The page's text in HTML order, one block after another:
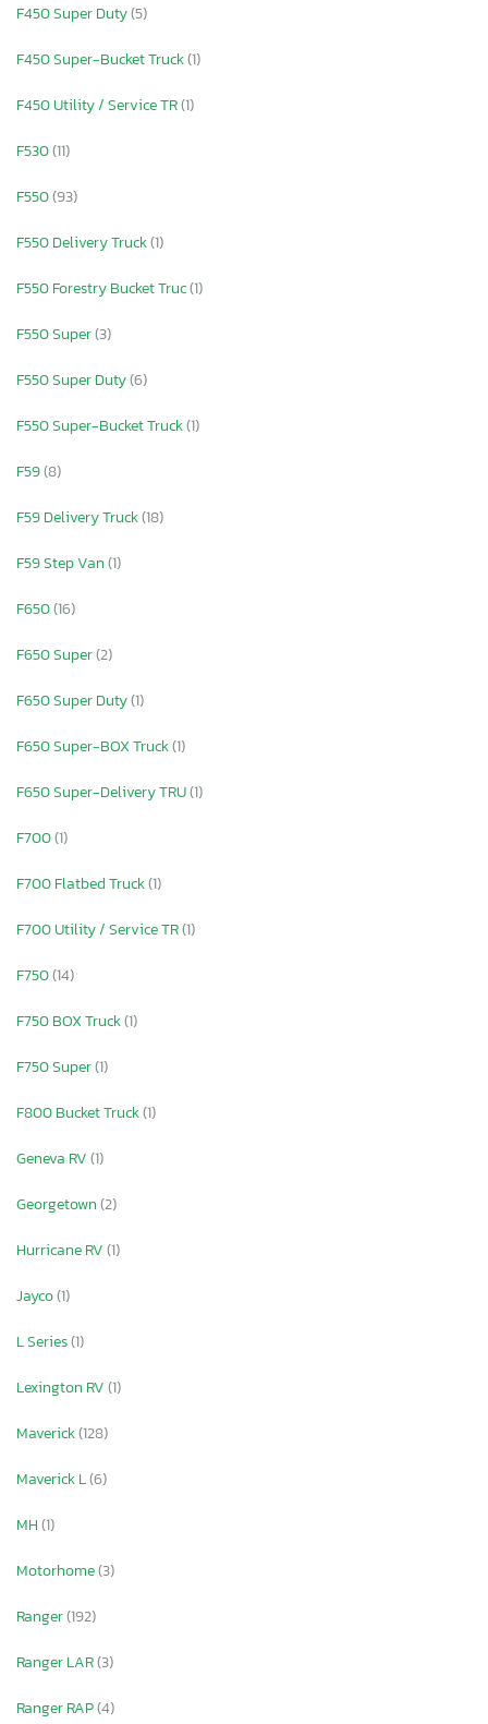
F450 Super Duty(5)
F450 Super-Bucket Truck(1)
F450 Utility / Service TR(1)
F530(11)
F550(93)
F550 Delivery Truck(1)
F550 Forestry Bucket Truc(1)
F550 Super(3)
F550 Super Duty(6)
F550 Super-Bucket Truck(1)
F59(8)
F59 Delivery Truck(18)
F59 Step Van(1)
F650(16)
F650 Super(2)
F650 Super Duty(1)
F650 Super-BOX Truck(1)
F650 Super-Delivery TRU(1)
F700(1)
F700 Flatbed Truck(1)
F700 Utility / Service TR(1)
F750(14)
F750 BOX Truck(1)
F750 Super(1)
F800 Bucket Truck(1)
Geneva RV(1)
Georgetown(2)
Hurricane RV(1)
Jayco(1)
L Series(1)
Lexington RV(1)
Maverick(128)
Maverick L(6)
MH(1)
Motorhome(3)
Ranger(192)
Ranger LAR(3)
Ranger RAP(4)
×